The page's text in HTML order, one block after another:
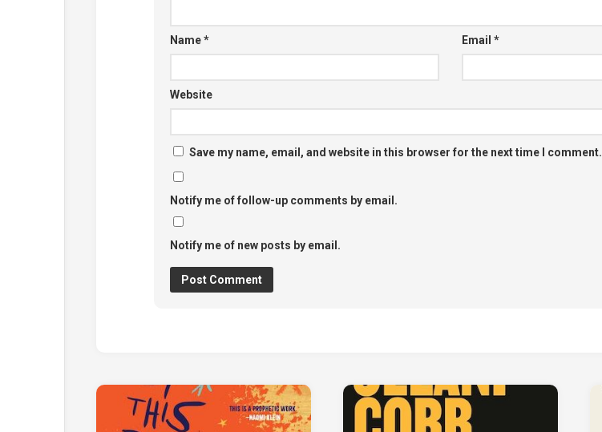
Name* Email *
Website
Save my name, email, and website in this browser for the next time I comment.
Notify me of follow-up comments by email.
Notify me of new posts by email.